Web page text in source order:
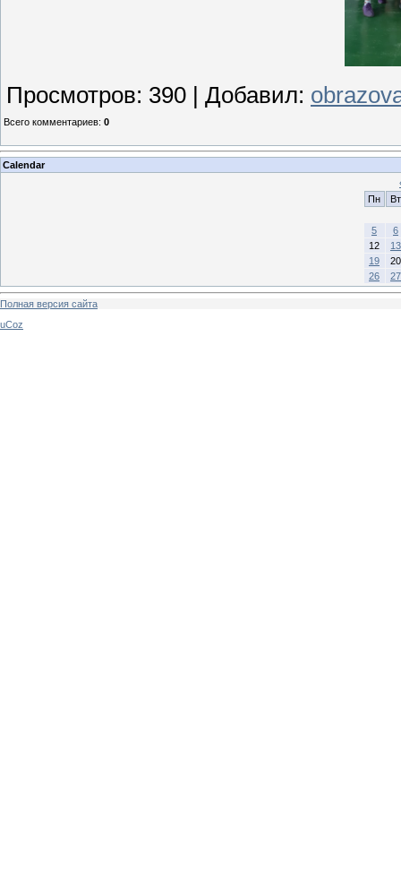
Просмотров: 390 | Добавил:
Всего комментариев: 0
Calendar
Пн
Вт
5
6
12
13
19
20
26
27
Полная версия сайта
uCoz